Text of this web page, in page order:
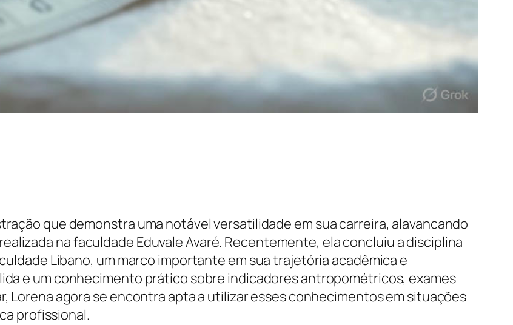
que demonstra uma notável versatilidade em sua carreira, alavancando
na faculdade Eduvale Avaré. Recentemente, ela concluiu a disciplina
Líbano, um marco importante em sua trajetória acadêmica e
e um conhecimento prático sobre indicadores antropométricos, exames
Lorena agora se encontra apta a utilizar esses conhecimentos em situações
profissional.